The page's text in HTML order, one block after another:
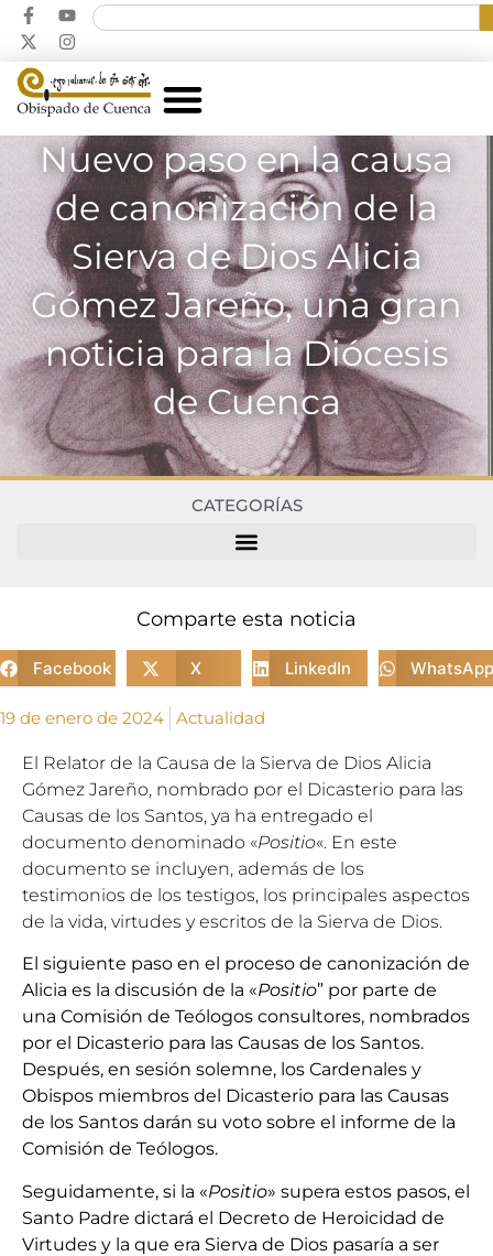
Nuevo paso en la causa
de canonización de la
Sierva de Dios Alicia
Gómez Jareño, una gran
noticia para la Diócesis
de Cuenca
CATEGORÍAS
Comparte esta noticia
Facebook X LinkedIn WhatsApp
19 de enero de 2024 Actualidad
El Relator de la Causa de la Sierva de Dios Alicia
Gómez Jareño, nombrado por el Dicasterio para las
Causas de los Santos, ya ha entregado el
documento denominado «Positio«. En este
documento se incluyen, además de los
testimonios de los testigos, los principales aspectos
de la vida, virtudes y escritos de la Sierva de Dios.
El siguiente paso en el proceso de canonización de
Alicia es la discusión de la «Positio” por parte de
una Comisión de Teólogos consultores, nombrados
por el Dicasterio para las Causas de los Santos.
Después, en sesión solemne, los Cardenales y
Obispos miembros del Dicasterio para las Causas
de los Santos darán su voto sobre el informe de la
Comisión de Teólogos.
Seguidamente, si la «Positio» supera estos pasos, el
Santo Padre dictará el Decreto de Heroicidad de
Virtudes y la que era Sierva de Dios pasaría a ser